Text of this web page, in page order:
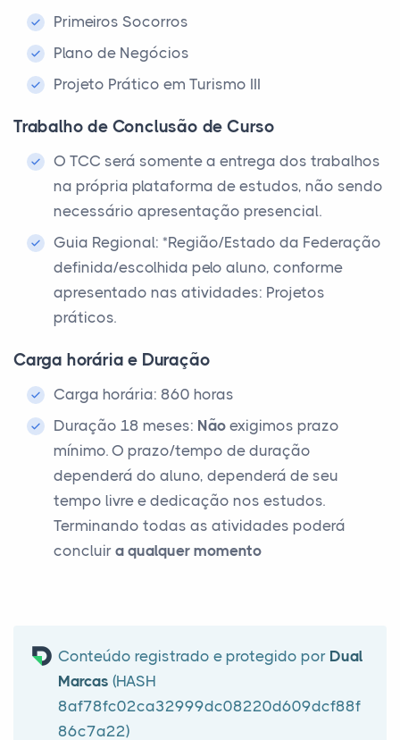
Primeiros Socorros
Plano de Negócios
Projeto Prático em Turismo III
Trabalho de Conclusão de Curso
O TCC será somente a entrega dos trabalhos
na própria plataforma de estudos, não sendo
necessário apresentação presencial.
Guia Regional: *Região/Estado da Federação
definida/escolhida pelo aluno, conforme
apresentado nas atividades: Projetos
práticos.
Carga horária e Duração
Carga horária: 860 horas
Duração 18 meses: Não exigimos prazo
mínimo. O prazo/tempo de duração
dependerá do aluno, dependerá de seu
tempo livre e dedicação nos estudos.
Terminando todas as atividades poderá
concluir a qualquer momento
Conteúdo registrado e protegido por Dual
Marcas (HASH
8af78fc02ca32999dc08220d609dcf88f
86c7a22)